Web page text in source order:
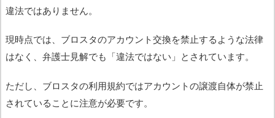
違法ではありません。
現時点では、ブロスタのアカウント交換を禁止するような法律
はなく、弁護士見解でも「違法ではない」とされています。
ただし、ブロスタの利用規約ではアカウントの譲渡自体が禁止
されていることに注意が必要です。